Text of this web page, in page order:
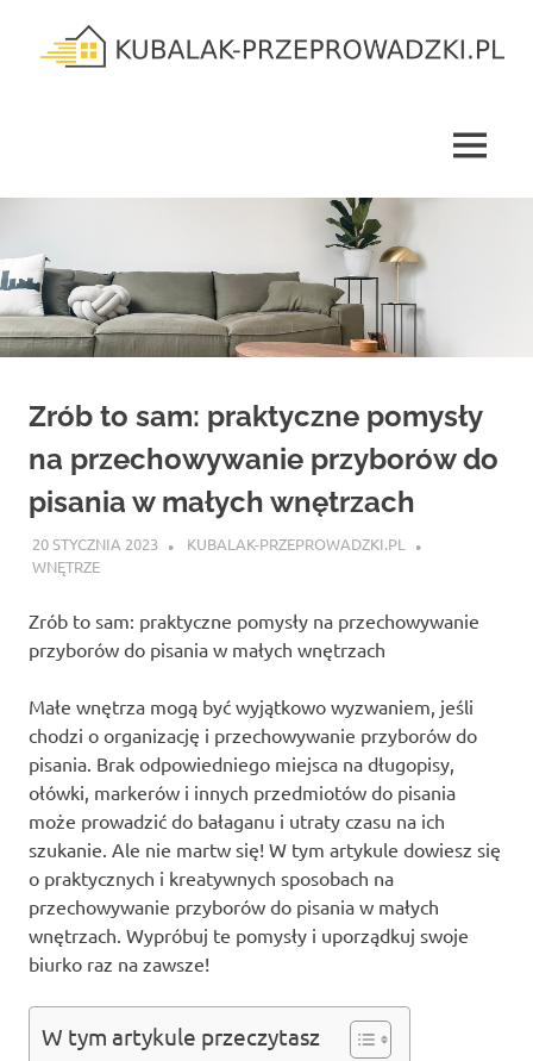
content
MENU
Zrób to sam: praktyczne pomysły
na przechowywanie przyborów do
pisania w małych wnętrzach
20 STYCZNIA 2023
KUBALAK-PRZEPROWADZKI.PL
WNĘTRZE
Zrób to sam: praktyczne pomysły na przechowywanie
przyborów do pisania w małych wnętrzach
Małe wnętrza mogą być wyjątkowo wyzwaniem, jeśli
chodzi o organizację i przechowywanie przyborów do
pisania. Brak odpowiedniego miejsca na długopisy,
ołówki, markerów i innych przedmiotów do pisania
może prowadzić do bałaganu i utraty czasu na ich
szukanie. Ale nie martw się! W tym artykule dowiesz się
o praktycznych i kreatywnych sposobach na
przechowywanie przyborów do pisania w małych
wnętrzach. Wypróbuj te pomysły i uporządkuj swoje
biurko raz na zawsze!
W tym artykule przeczytasz